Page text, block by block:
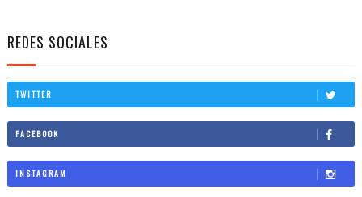
REDES SOCIALES
TWITTER
FACEBOOK
INSTAGRAM